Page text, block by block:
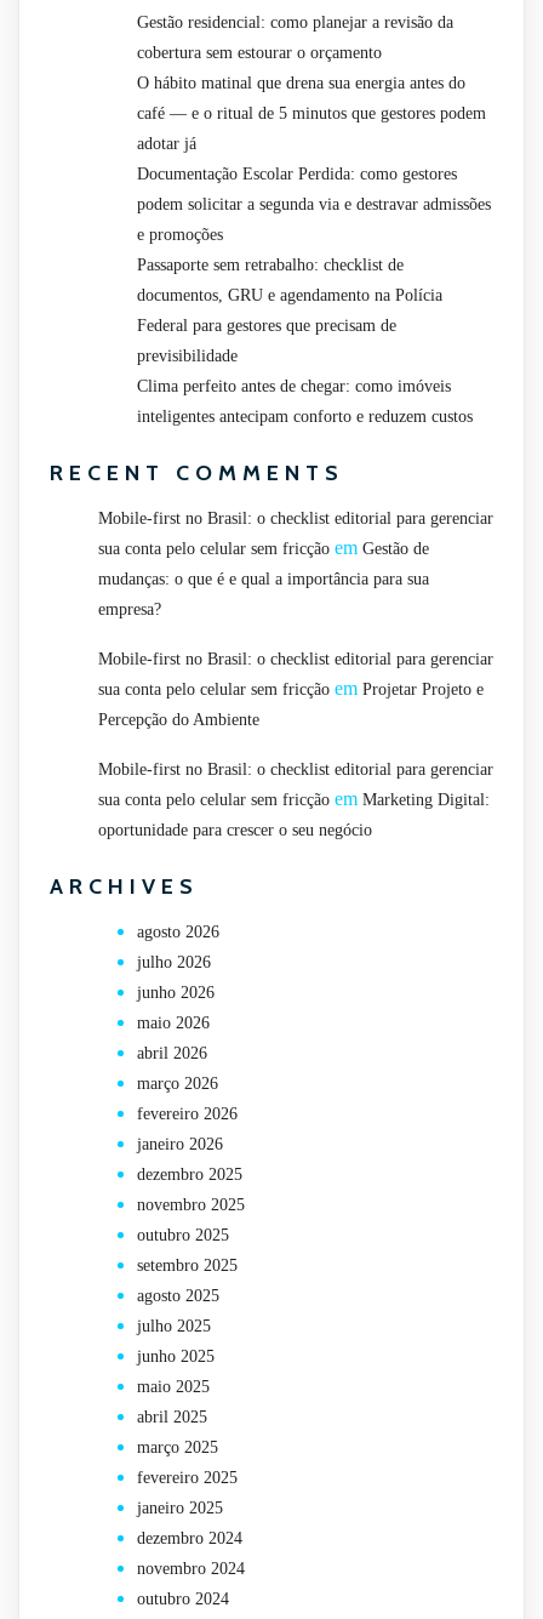
Gestão residencial: como planejar a revisão da
cobertura sem estourar o orçamento
O hábito matinal que drena sua energia antes do
café — e o ritual de 5 minutos que gestores podem
adotar já
Documentação Escolar Perdida: como gestores
podem solicitar a segunda via e destravar admissões
e promoções
Passaporte sem retrabalho: checklist de
documentos, GRU e agendamento na Polícia
Federal para gestores que precisam de
previsibilidade
Clima perfeito antes de chegar: como imóveis
inteligentes antecipam conforto e reduzem custos
RECENT COMMENTS
Mobile-first no Brasil: o checklist editorial para gerenciar
sua conta pelo celular sem fricção em Gestão de
mudanças: o que é e qual a importância para sua
empresa?
Mobile-first no Brasil: o checklist editorial para gerenciar
sua conta pelo celular sem fricção em Projetar Projeto e
Percepção do Ambiente
Mobile-first no Brasil: o checklist editorial para gerenciar
sua conta pelo celular sem fricção em Marketing Digital:
oportunidade para crescer o seu negócio
ARCHIVES
agosto 2026
julho 2026
junho 2026
maio 2026
abril 2026
março 2026
fevereiro 2026
janeiro 2026
dezembro 2025
novembro 2025
outubro 2025
setembro 2025
agosto 2025
julho 2025
junho 2025
maio 2025
abril 2025
março 2025
fevereiro 2025
janeiro 2025
dezembro 2024
novembro 2024
outubro 2024